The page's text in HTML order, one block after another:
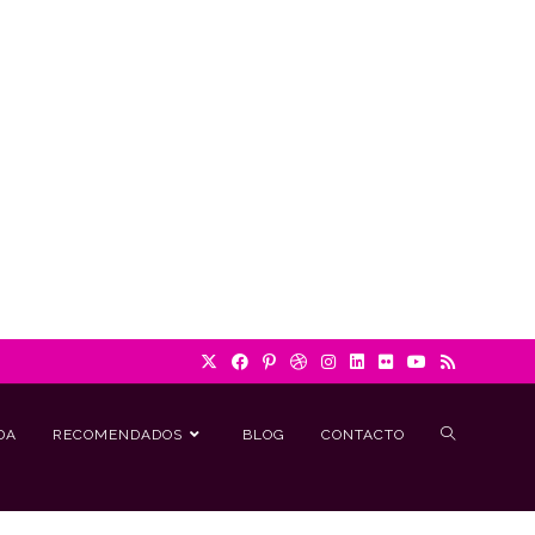
RECOMENDADOS BLOG CONTACTO